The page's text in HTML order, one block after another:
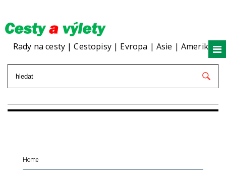
Rady na cesty | Cestopisy | Evropa | Asie | Amerika
Home